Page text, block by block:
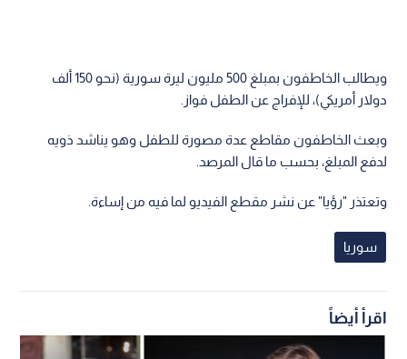
ويطالب الخاطفون بمبلغ 500 مليون ليرة سورية (نحو 150 ألف
دولار أمريكي)، للإفراج عن الطفل فواز.
وبعث الخاطفون مقاطع عدة مصورة للطفل وهو يناشد ذويه
لدفع المبلغ، بحسب ما قال المرصد.
وتعتذر "رؤيا" عن نشر مقطع الفيديو لما فيه من إساءة.
سوريا
اقرأ أيضاً